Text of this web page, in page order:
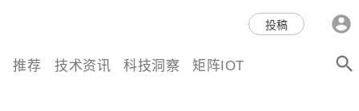
科技互联网,科技,资讯,动态,洞
察,量子,计算,AI,人工智能,机器
投稿
推荐 技术资讯 科技洞察 矩阵IOT